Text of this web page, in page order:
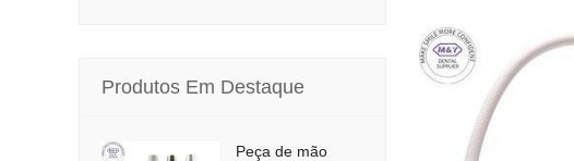
Produtos Em Destaque
Peça de mão